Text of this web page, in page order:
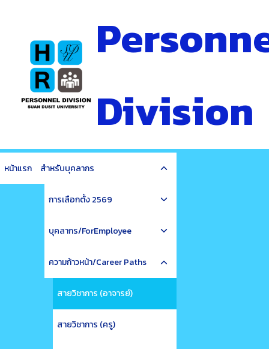
content
Division
หน้าแรก สำหรับบุคลากร
Toggle
menu
การเลือกตั้ง 2569
Toggle
menu
บุคลากร/ForEmployee
Toggle
menu
ความก้าวหน้า/Career Paths
Toggle
child
สายวิชาการ (อาจารย์)
สายวิชาการ (ครู)